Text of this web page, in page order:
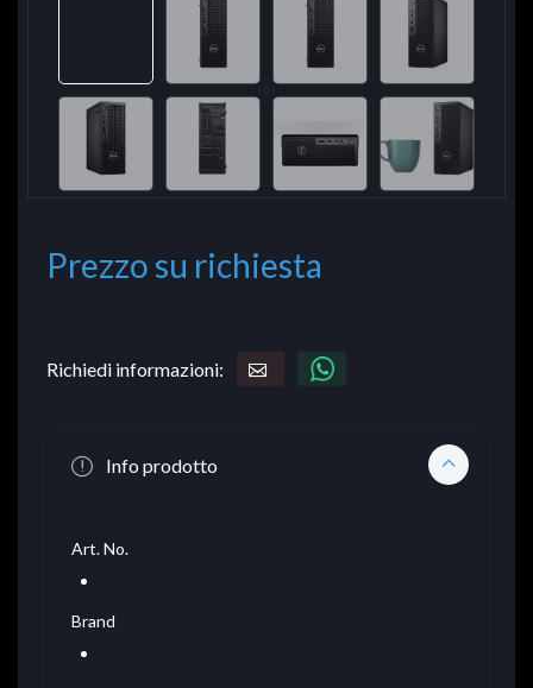
Prezzo su richiesta
Richiedi informazioni:
Info prodotto
Art. No.
Brand